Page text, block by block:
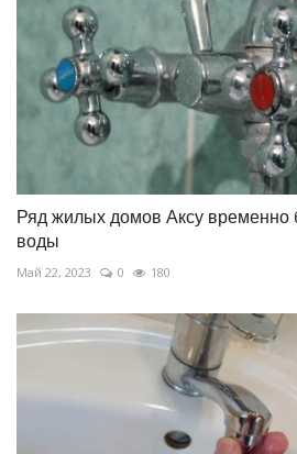
Ряд жилых домов Аксу временно
воды
Май 22, 2023 0 180